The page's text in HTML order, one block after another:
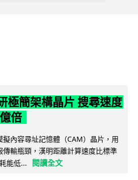
極簡架構晶片 搜尋速度
倍
內容尋址記憶體（CAM）晶片，用
輸瓶頸，漢明距離計算速度比標準
能低...
閱讀全文